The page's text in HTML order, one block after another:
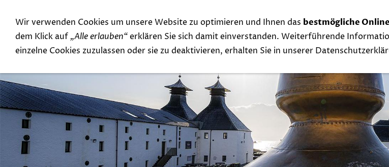
Special Offer Top Rarities Whisky Events Links
Wir verwenden Cookies um unsere Website zu optimieren und Ihnen das bestmögliche
dem Klick auf „Alle erlauben“erklären Sie sich damit einverstanden. Weiterführende
einzelne Cookies zuzulassen oder sie zu deaktivieren, erhalten Sie in unserer